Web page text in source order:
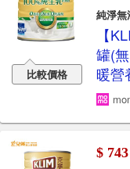
比較價格
純淨無
【
罐(
暖營
$ 743